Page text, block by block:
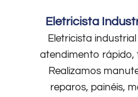
Eletricista
Eletricista
atendimento rápido,
Realizamos
reparos, painéis,